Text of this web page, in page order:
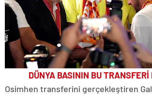
DÜNYA BASININ BU TRANSFERİ
Osimhen transferini gerçekleştiren